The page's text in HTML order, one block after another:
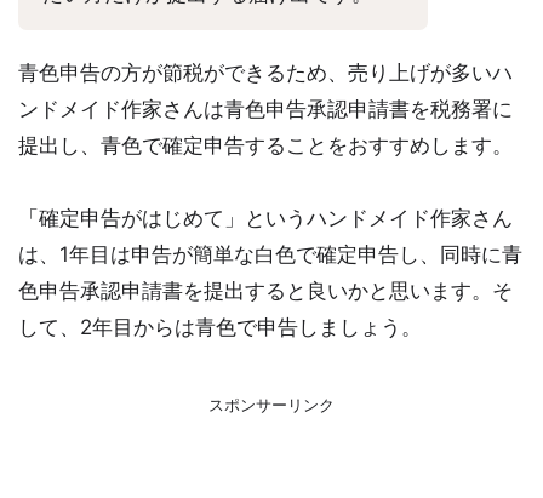
青色申告の方が節税ができるため、売り上げが多いハ
ンドメイド作家さんは青色申告承認申請書を税務署に
提出し、青色で確定申告することをおすすめします。
「確定申告がはじめて」というハンドメイド作家さん
は、1年目は申告が簡単な白色で確定申告し、同時に青
色申告承認申請書を提出すると良いかと思います。そ
して、2年目からは青色で申告しましょう。
スポンサーリンク